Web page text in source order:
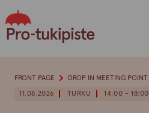
to
content
11.08.2026 TURKU 14:00 - 18:00
FRONT PAGE DROP IN MEETING POINT